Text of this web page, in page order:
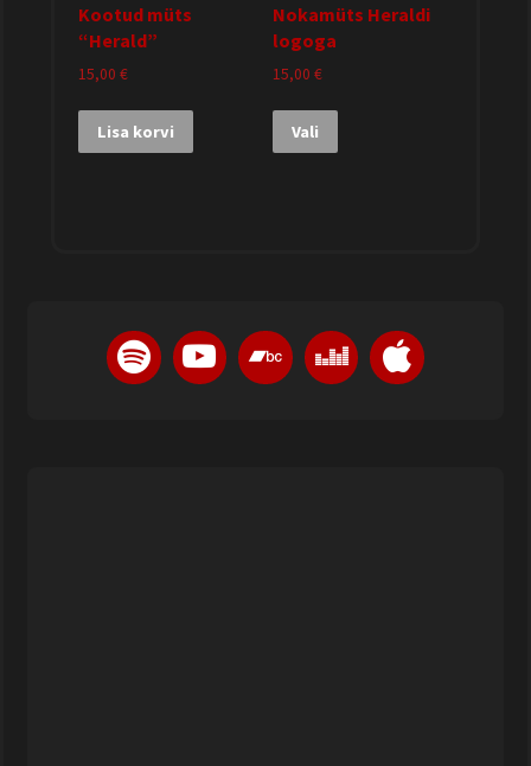
Kootud müts
“Herald”
15,00 €
Lisa korvi
Nokamüts Heraldi
logoga
15,00€
Vali